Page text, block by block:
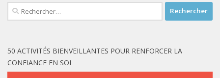
Rechercher :
50 ACTIVITÉS BIENVEILLANTES POUR RENFORCER LA
CONFIANCE EN SOI